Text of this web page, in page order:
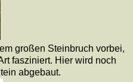
großen Steinbruch vorbei,
fasziniert. Hier wird noch
abgebaut.